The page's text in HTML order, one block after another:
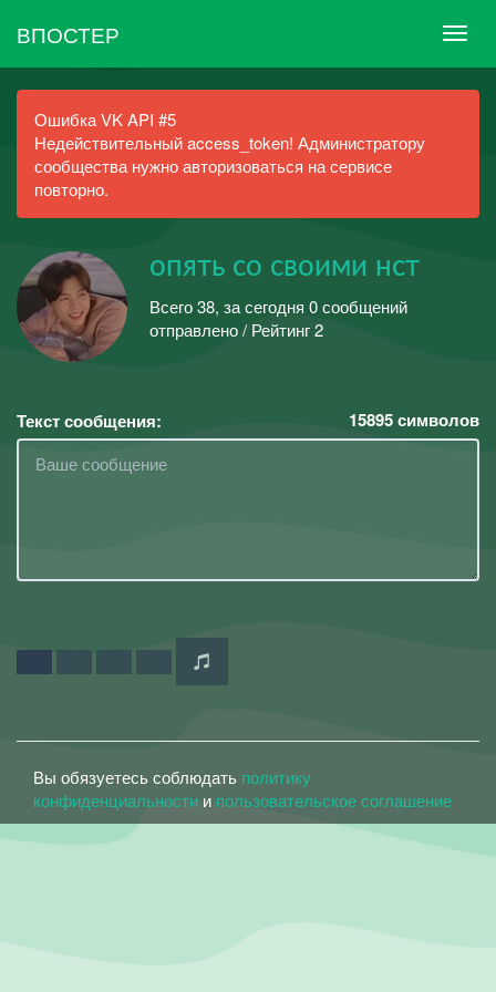
ВПОСТЕР
Ошибка VK API #5
Недействительный access_token! Администратору
сообщества нужно авторизоваться на сервисе
повторно.
опять со своими нст
Всего 38, за сегодня 0 сообщений
отправлено / Рейтинг 2
Текст сообщения: 15895символов
Вы обязуетесь соблюдать политику
конфиденциальности и пользовательское соглашение